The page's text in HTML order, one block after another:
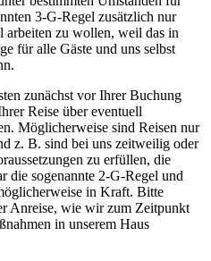
3-G-Regel zusätzlich nur
arbeiten zu wollen, weil das in
für alle Gäste und uns selbst
zunächst vor Ihrer Buchung
Reise über eventuell
Möglicherweise sind Reisen nur
z. B. sind bei uns zeitweilig oder
zu erfüllen, die
die sogenannte 2-G-Regel und
in Kraft. Bitte
Anreise, wie wir zum Zeitpunkt
in unserem Haus